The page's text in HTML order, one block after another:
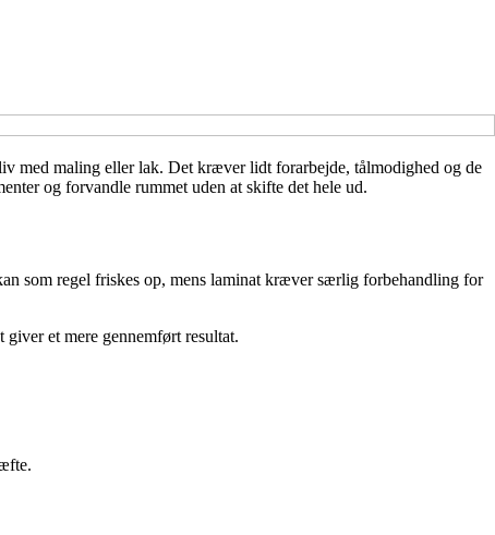
med maling eller lak. Det kræver lidt forarbejde, tålmodighed og de
og forvandle rummet uden at skifte det hele ud.
som regel friskes op, mens laminat kræver særlig forbehandling for
et mere gennemført resultat.